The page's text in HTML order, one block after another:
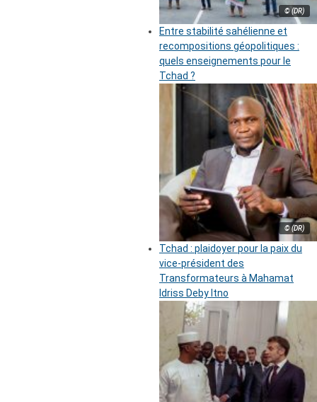
© (DR)
Entre stabilité sahélienne et
recompositions géopolitiques :
quels enseignements pour le
Tchad ?
© (DR)
Tchad : plaidoyer pour la paix du
vice-président des
Transformateurs à Mahamat
Idriss Deby Itno